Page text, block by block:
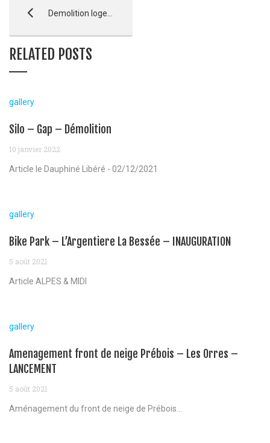
Demolition logement – Guillestre
RELATED POSTS
gallery
Silo – Gap – Démolition
10 janvier 2022
Article le Dauphiné Libéré - 02/12/2021
gallery
Bike Park – L’Argentiere La Bessée – INAUGURATION
5 août 2021
Article ALPES & MIDI
gallery
Amenagement front de neige Prébois – Les Orres –
LANCEMENT
5 août 2021
Aménagement du front de neige de Prébois...